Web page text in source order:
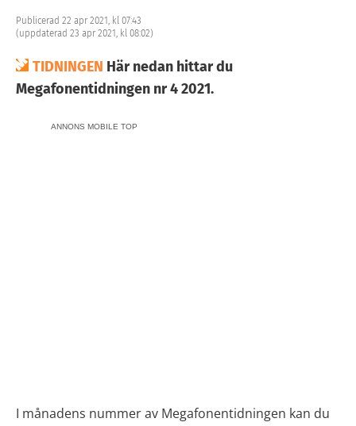
Publicerad 22 apr 2021, kl 07:43
(uppdaterad 23 apr 2021, kl 08:02)
TIDNINGEN Här nedan hittar du
Megafonentidningen nr 4 2021.
ANNONS MOBILE TOP
I månadens nummer av Megafonentidningen kan du